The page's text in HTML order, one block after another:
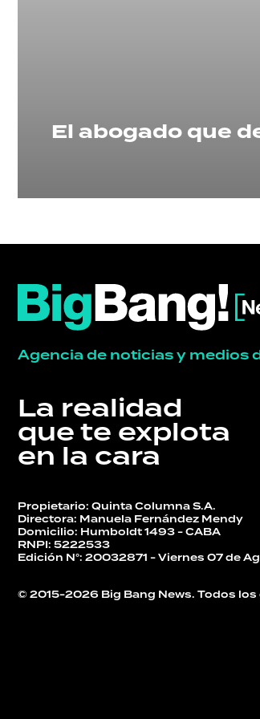
El abogado que
Agencia de noticias y medios
La realidad
que te explota
en la cara
Propietario: Quinta Columna S.A.
Directora: Manuela Fernández Mendy
Domicilio: Humboldt 1493 - CABA
RNPI: 5222533
Edición N°: 20032871 - Viernes 07 de
© 2015-2026 Big Bang News. Todos
GRAN
HERMANO
SALUD
DEPORTES